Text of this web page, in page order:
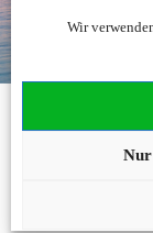
Wir
Nur
KONTAKT
Telefonisch